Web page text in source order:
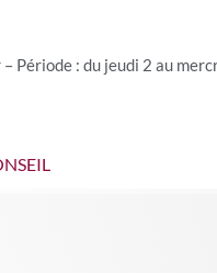
Période : du jeudi 2 au